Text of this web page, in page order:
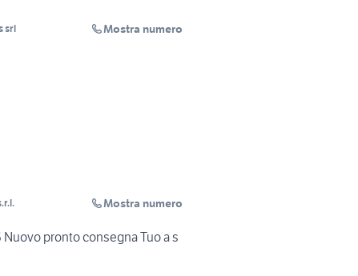
srl Mostra numero
Mostra numero
Nuovo pronto consegna Tuo a s